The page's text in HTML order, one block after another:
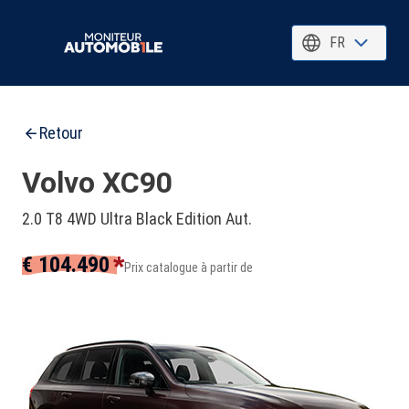
FR
Retour
Volvo XC90
2.0 T8 4WD Ultra Black Edition Aut.
€ 104.490*Prix catalogue à partir de